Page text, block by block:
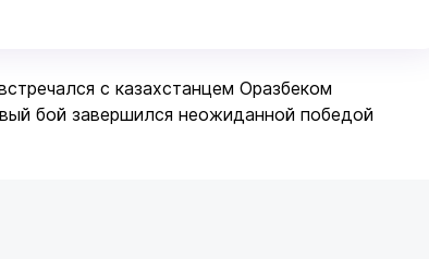
с казахстанцем Оразбеком
бой завершился неожиданной победой